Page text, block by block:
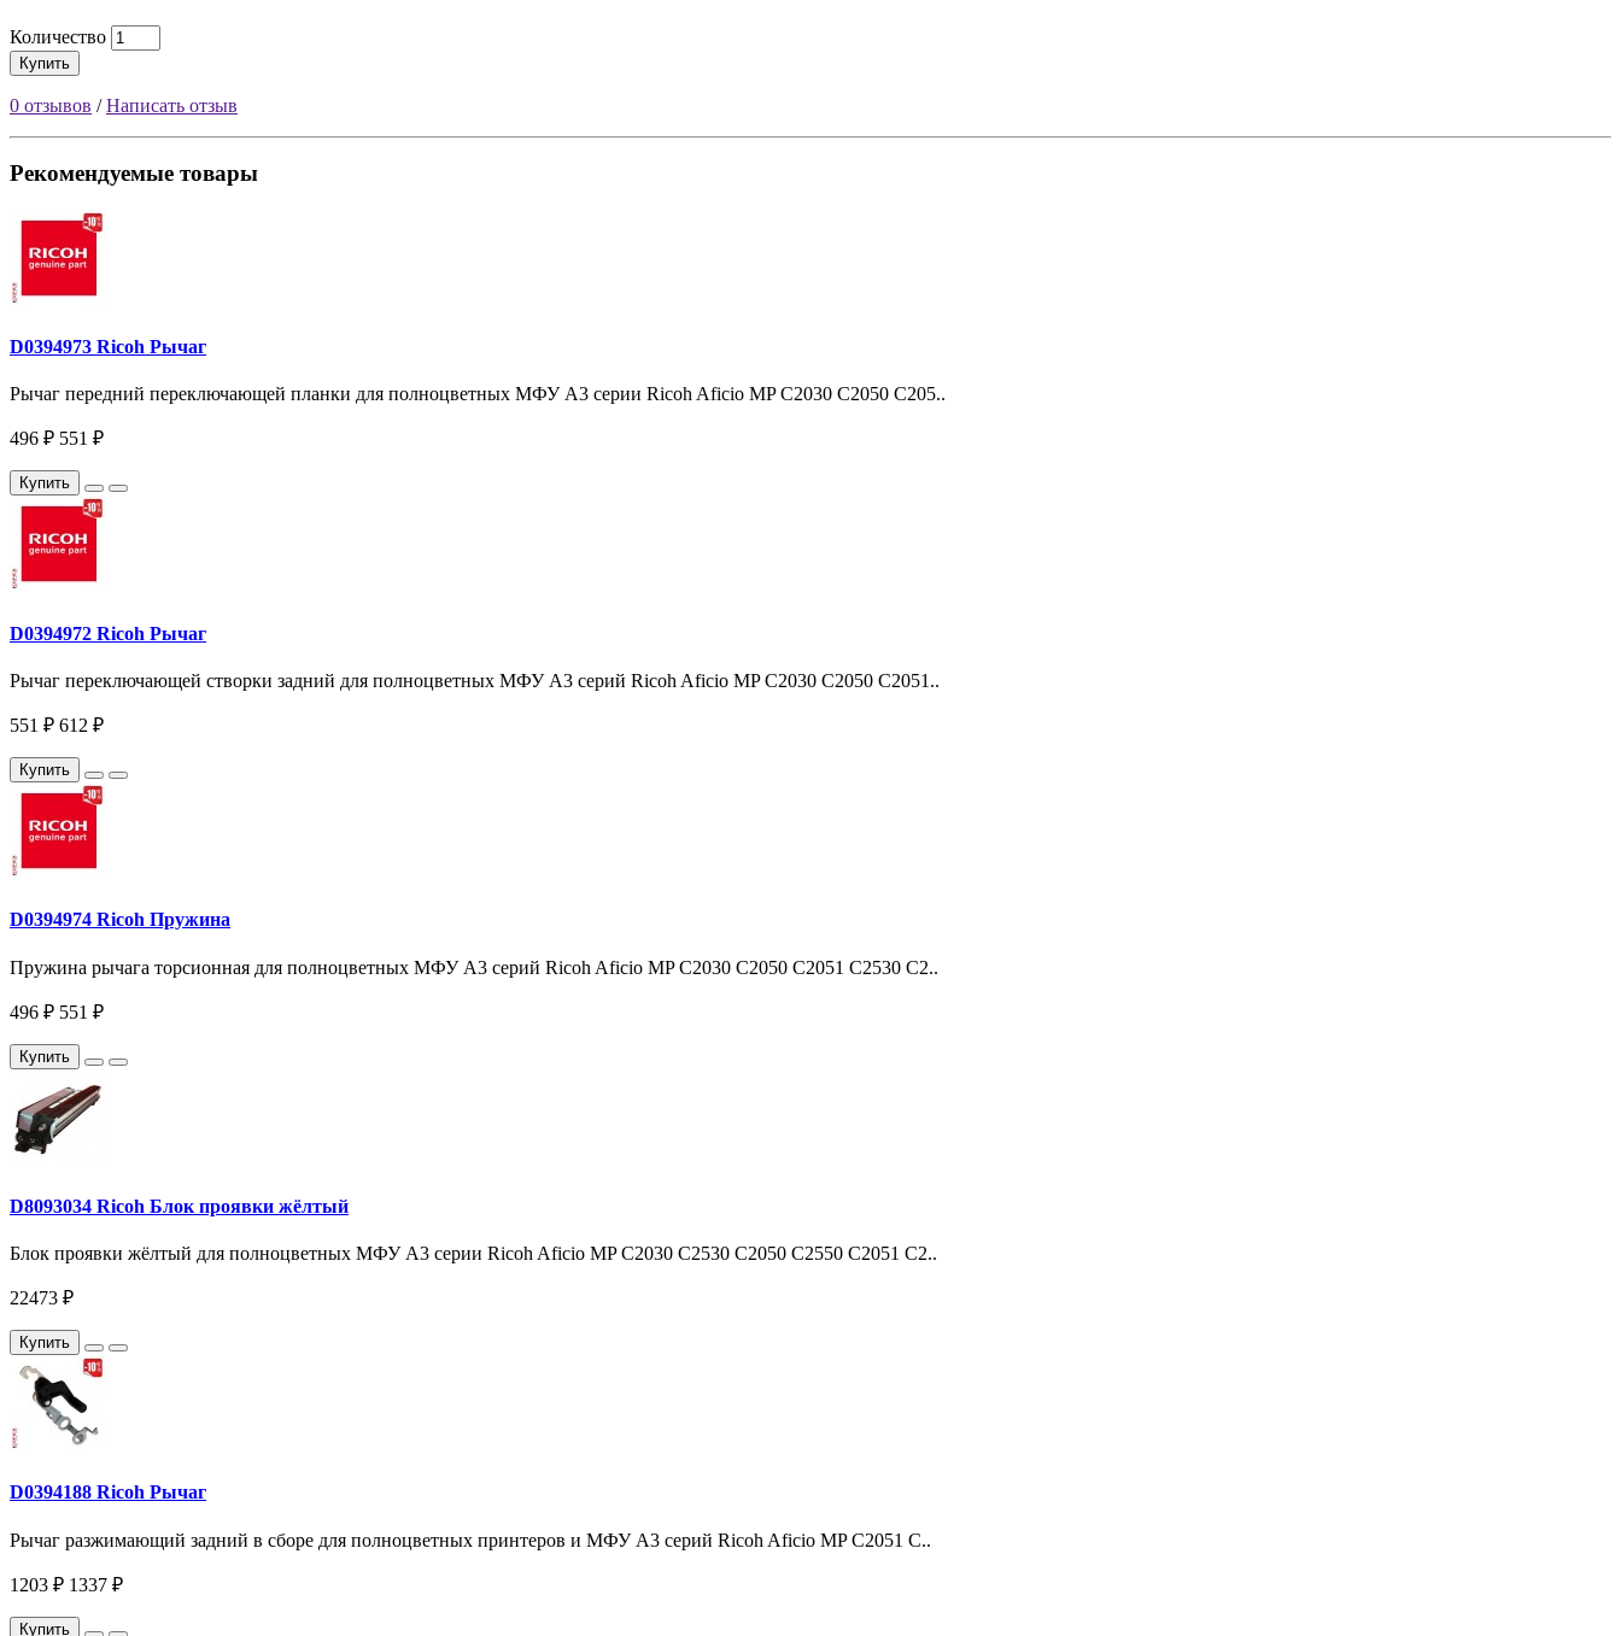
Количество
Купить
0 отзывов /Написать отзыв
Рекомендуемые товары
D0394973 Ricoh Рычаг
Рычаг передний переключающей планки для полноцветных МФУ A3 серии Ricoh Aficio MP С2030 С2050 С205..
496 ₽ 551 ₽
Купить
D0394972 Ricoh Рычаг
Рычаг переключающей створки задний для полноцветных МФУ A3 серий Ricoh Aficio MP С2030 С2050 С2051..
551 ₽ 612 ₽
Купить
D0394974 Ricoh Пружина
Пружина рычага торсионная для полноцветных МФУ A3 серий Ricoh Aficio MP С2030 С2050 С2051 С2530 С2..
496 ₽ 551 ₽
Купить
D8093034 Ricoh Блок проявки жёлтый
Блок проявки жёлтый для полноцветных МФУ A3 серии Ricoh Aficio MP C2030 C2530 C2050 C2550 С2051 С2..
22473 ₽
Купить
D0394188 Ricoh Рычаг
Рычаг разжимающий задний в сборе для полноцветных принтеров и МФУ A3 серий Ricoh Aficio MP C2051 C..
1203 ₽ 1337 ₽
Купить